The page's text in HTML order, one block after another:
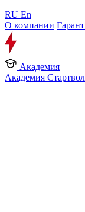
RU En
О компании
Академия
Академия